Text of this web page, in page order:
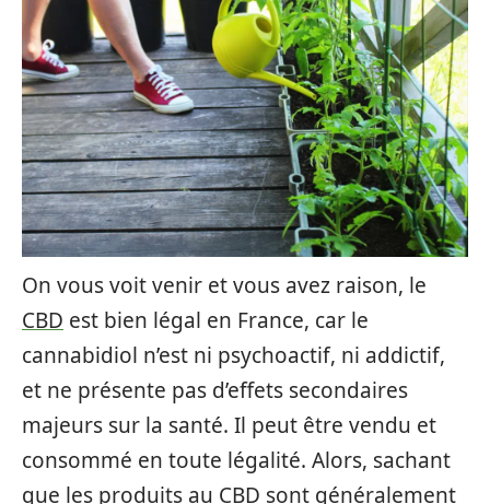
On vous voit venir et vous avez raison, le
CBD est bien légal en France, car le
cannabidiol n’est ni psychoactif, ni addictif,
et ne présente pas d’effets secondaires
majeurs sur la santé. Il peut être vendu et
consommé en toute légalité. Alors, sachant
que les produits au CBD sont généralement